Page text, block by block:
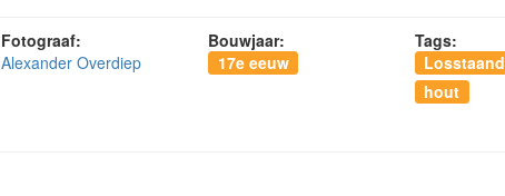
Fotograaf:
Alexander Overdiep
Bouwjaar:
17e eeuw
Tags:
Losstaand
hout